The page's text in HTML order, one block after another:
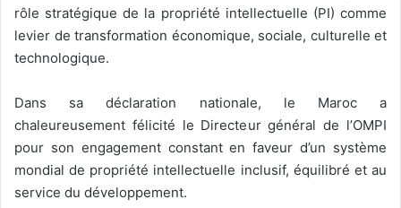
rôle stratégique de la propriété intellectuelle (PI) comme
levier de transformation économique, sociale, culturelle et
technologique.
Dans sa déclaration nationale, le Maroc a
chaleureusement félicité le Directeur général de l’OMPI
pour son engagement constant en faveur d’un système
mondial de propriété intellectuelle inclusif, équilibré et au
service du développement.